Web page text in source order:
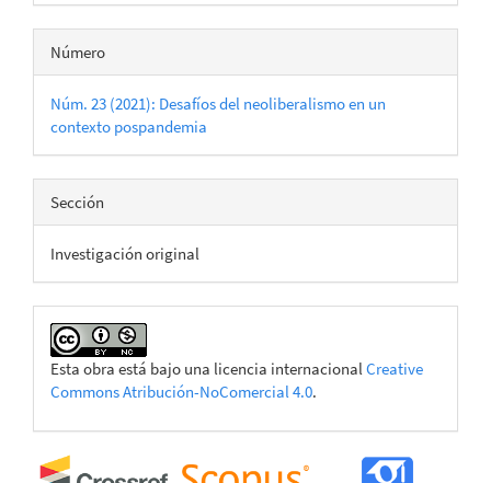
Número
Núm. 23 (2021): Desafíos del neoliberalismo en un
contexto pospandemia
Sección
Investigación original
Esta obra está bajo una licencia internacionalCreative
Commons Atribución-NoComercial 4.0.